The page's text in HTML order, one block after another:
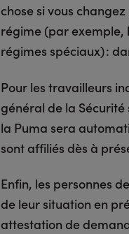
chose si vous
régime (par exemple,
régimes spéciaux) :
Pour les travailleurs
général de la
la Puma sera
sont affiliés dès à
Enfin, les personnes
de leur situation en
attestation de